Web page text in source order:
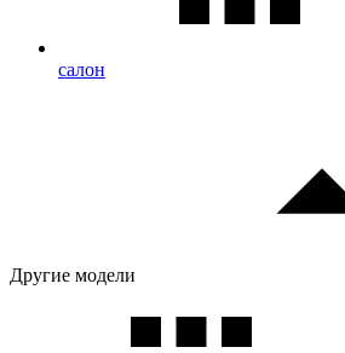
салон
Другие модели